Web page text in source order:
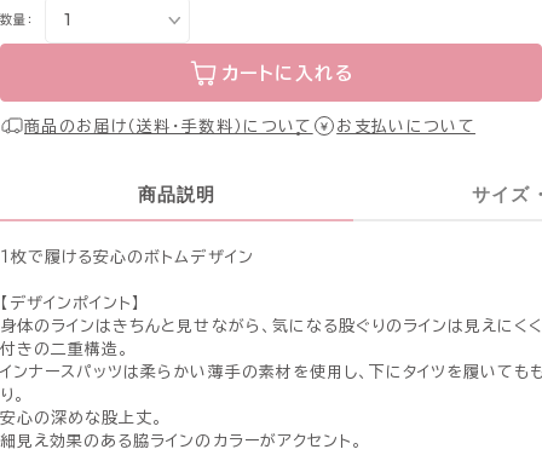
数量：
カートに入れる
商品のお届け（送料・手数料）について お支払いについて
商品説明 サイズ
１枚で履ける安心のボトムデザイン
【デザインポイント】
身体のラインはきちんと見せながら、気になる股ぐりのラインは見えにく
付きの二重構造。
インナースパッツは柔らかい薄手の素材を使用し、下にタイツを履いても
り。
安心の深めな股上丈。
細見え効果のある脇ラインのカラーがアクセント。